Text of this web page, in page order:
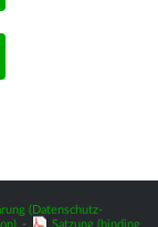
(Datenschutz-
- Satzung (binding